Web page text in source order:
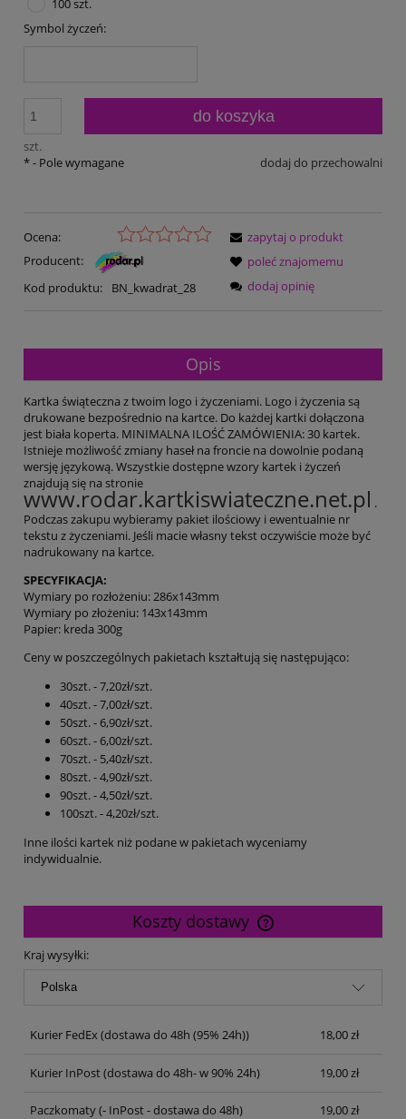
100 szt.
Symbol życzeń:
szt.
do koszyka
dodaj do przechowalni
*- Pole wymagane
Ocena:
Producent:
Kod produktu:
BN_kwadrat_28
zapytaj o produkt
poleć znajomemu
dodaj opinię
Opis
Kartka świąteczna z twoim logo i życzeniami. Logo i życzenia są
drukowane bezpośrednio na kartce. Do każdej kartki dołączona
jest biała koperta. MINIMALNA ILOŚĆ ZAMÓWIENIA: 30 kartek.
Istnieje możliwość zmiany haseł na froncie na dowolnie podaną
wersję językową. Wszystkie dostępne wzory kartek i życzeń
znajdują się na stronie
www.rodar.kartkiswiateczne.net.pl .
Podczas zakupu wybieramy pakiet ilościowy i ewentualnie nr
tekstu z życzeniami. Jeśli macie własny tekst oczywiście może być
nadrukowany na kartce.
SPECYFIKACJA:
Wymiary po rozłożeniu: 286x143mm
Wymiary po złożeniu: 143x143mm
Papier: kreda 300g
Ceny w poszczególnych pakietach kształtują się następująco:
30szt. - 7,20zł/szt.
40szt. - 7,00zł/szt.
50szt. - 6,90zł/szt.
60szt. - 6,00zł/szt.
70szt. - 5,40zł/szt.
80szt. - 4,90zł/szt.
90szt. - 4,50zł/szt.
100szt. - 4,20zł/szt.
Inne ilości kartek niż podane w pakietach wyceniamy
indywidualnie.
Koszty dostawy
Cena nie zawiera ewentualnych kosztów płatności
Kraj wysyłki:
Kurier FedEx(dostawa do 48h (95% 24h)) 18,00 zł
Kurier InPost(dostawa do 48h- w 90% 24h) 19,00 zł
Paczkomaty(- InPost - dostawa do 48h) 19,00 zł